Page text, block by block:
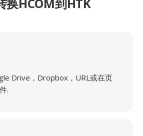
Drive，Dropbox，URL或在页
.